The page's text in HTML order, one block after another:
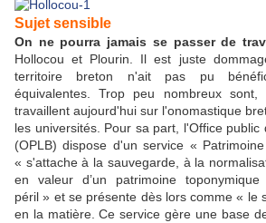
Sujet sensible
On ne pourra jamais se passer de
Hollocou et Plourin. Il est juste
territoire breton n'ait pas pu
équivalentes. Trop peu nombreux
travaillent aujourd'hui sur l'onomastique
les universités. Pour sa part, l'Office
(OPLB) dispose d'un service «
« s'attache à la sauvegarde, à la
en valeur d’un patrimoine
péril » et se présente dès lors comme « le
en la matière. Ce service gère une base